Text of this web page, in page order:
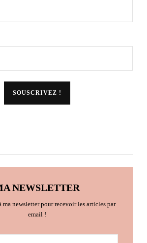
NEWSLETTER
ma newsletter pour recevoir les articles par
email !